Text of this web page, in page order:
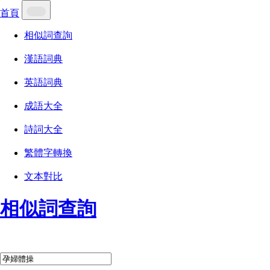
首頁
相似詞查詢
漢語詞典
英語詞典
成語大全
詩詞大全
繁體字轉換
文本對比
相似詞查詢